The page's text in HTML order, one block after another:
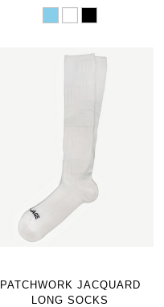
PATCHWORK JACQUARD
LONG SOCKS